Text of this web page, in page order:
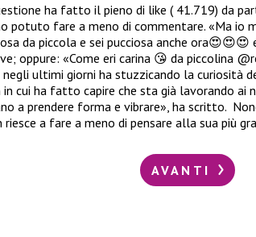
ha fatto il pieno di like ( 41.719) da
potuto fare a meno di commentare. «Ma io
da piccola e sei pucciosa anche ora😍😍😍
oppure: «Come eri carina 😘 da piccolina
negli ultimi giorni ha stuzzicando la curiosità
cui ha fatto capire che sta già lavorando ai
a prendere forma e vibrare», ha scritto.
a fare a meno di pensare alla sua più
AVANTI